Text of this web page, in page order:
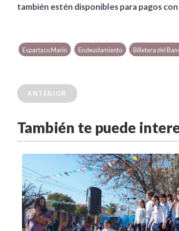
también estén disponibles para pagos
Espartaco Marín Endeudamiento Billetera del
ANTERIOR
También te puede